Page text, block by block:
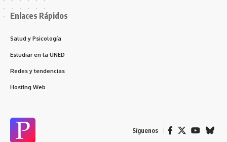
Enlaces Rápidos
Salud y Psicología
Estudiar en la UNED
Redes y tendencias
Hosting Web
Síguenos